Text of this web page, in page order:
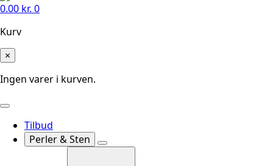
0.00 kr. 0
Kurv
×
Ingen varer i kurven.
Tilbud
Perler & Sten